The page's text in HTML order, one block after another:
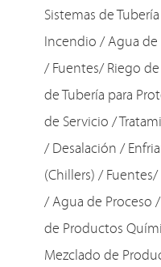
Sistemas de
Incendio / Agua
/ Fuentes/ Riego
de Tubería para
de Servicio /
/ Desalación /
(Chillers) /
/ Agua de Proceso
de Productos
Mezclado de